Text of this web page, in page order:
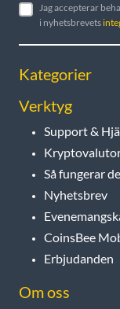
Jag accepterar
i nyhetsbrevets
Kategorier
Verktyg
Support &
Så fungerar
Nyhetsbrev
CoinsBee
Erbjudanden
Om oss